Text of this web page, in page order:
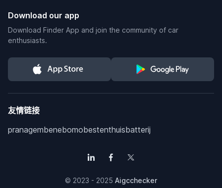
Download our app
Download Finder App and join the community of car
enthusiasts.
友情链接
pranagembenebomobestenthuisbatterij
© 2023 - 2025 Aigcchecker